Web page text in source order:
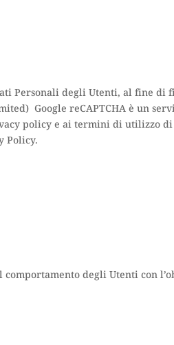
Personali degli Utenti, al fine
Google reCAPTCHA è un
policy e ai termini di utilizzo
Policy.
degli Utenti con